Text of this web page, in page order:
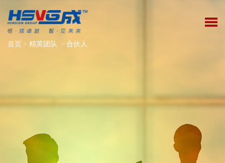
首页 > 精英团队 > 合伙人